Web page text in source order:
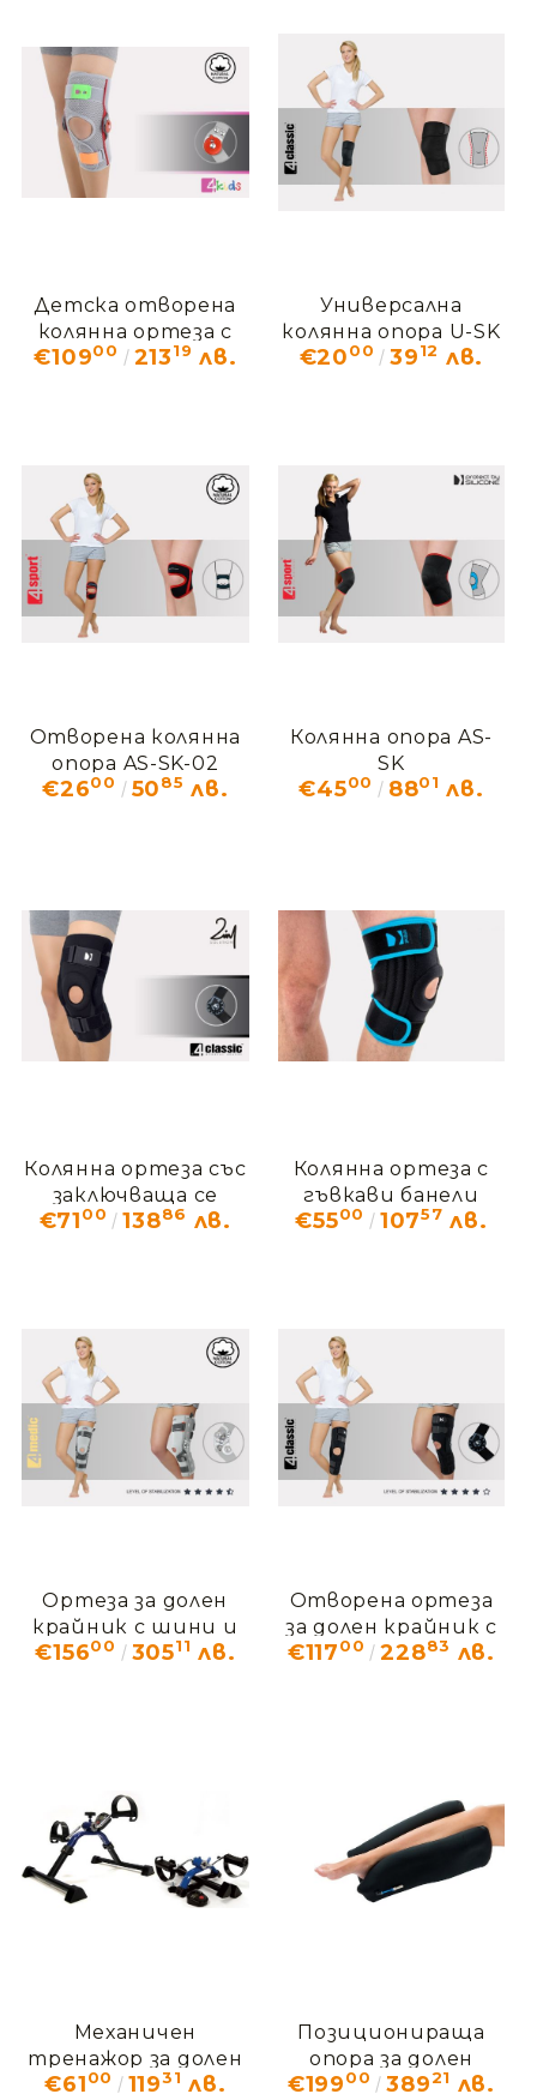
Детска отворена
колянна ортеза с
шини AM-DOSK-
€10900 21319 лв.
Универсална
колянна опора U-SK
€2000 3912 лв.
Отворена колянна
опора AS-SK-02
€2600 5085 лв.
Колянна опора AS-
SK
€4500 8801 лв.
Колянна ортеза със
заключваща се
шина AS-KX-07
€7100 13886 лв.
Колянна ортеза с
гъвкави банели
OKD-16
€5500 10757 лв.
Ортеза за долен
крайник с шини и
допълнително
€15600 30511 лв.
Отворена ортеза
за долен крайник с
шини AM-OSK-OL/1R
€11700 22883 лв.
Механичен
тренажор за долен
крайник Vermeiren
€6100 11931 лв.
Позиционираща
опора за долен
крайник BodyMap F
€19900 38921 лв.